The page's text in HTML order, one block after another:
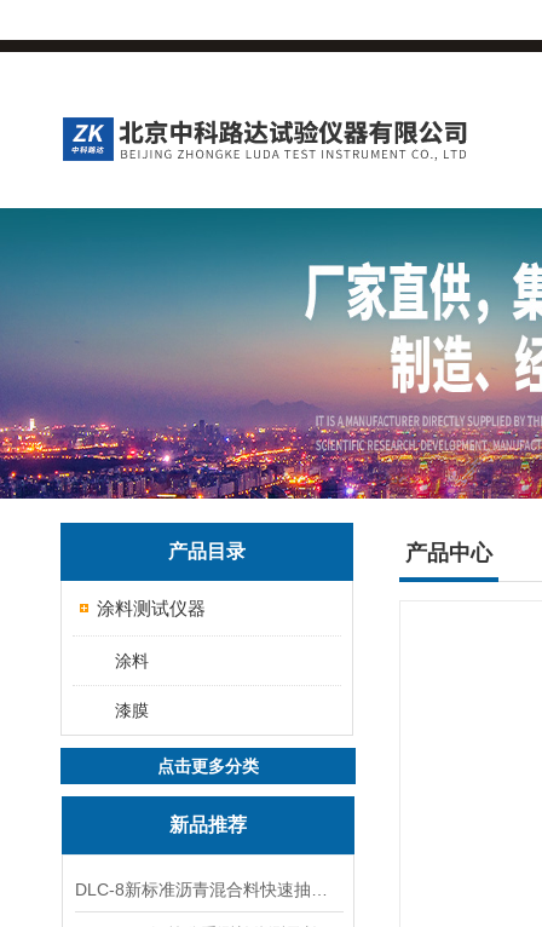
产品目录
涂料测试仪器
涂料
漆膜
点击更多分类
新品推荐
产品中心